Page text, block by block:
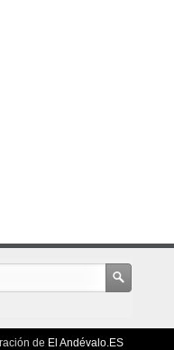
de El Andévalo.ES